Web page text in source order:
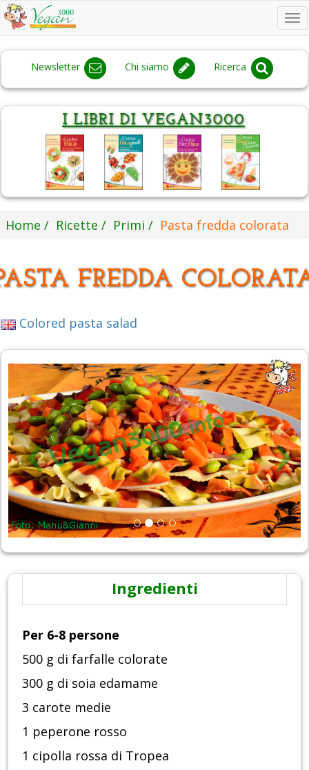
Newsletter Chi siamo Ricerca
Home Ricette Primi Pasta fredda colorata
FREDDA
Colored pasta salad
Ingredienti
Per 6-8 persone
500 g di farfalle colorate
300 g di soia edamame
3 carote medie
1 peperone rosso
1 cipolla rossa di Tropea